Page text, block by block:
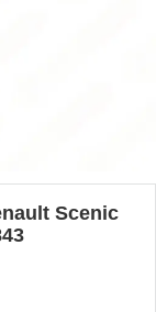
Scenic